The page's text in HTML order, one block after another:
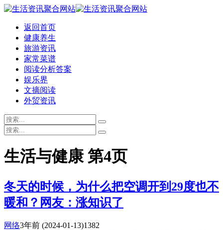
返回首页
健康养生
旅游资讯
家常菜谱
阅读分析答案
娱乐界
文摘阅读
外贸资讯
生活与健康 第4页
冬天的时候，为什么把空调开到29度也不
暖和？网友：涨知识了
网络3年前 (2024-01-13)1382